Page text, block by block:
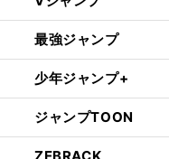
最強ジャンプ
少年ジャンプ+
ジャンプTOON